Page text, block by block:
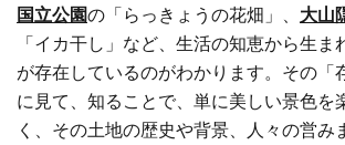
国立公園の「らっきょうの花畑」、 大山
「イカ干し」など、生活の知恵から生ま
が存在しているのがわかります。その「
に見て、知ることで、単に美しい景色を
く、その土地の歴史や背景、人々の営み